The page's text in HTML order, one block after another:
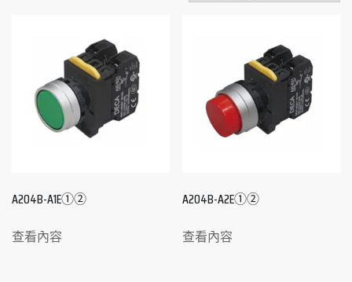
A204B-A1E①②
查看內容
A204B-A2E①②
查看內容